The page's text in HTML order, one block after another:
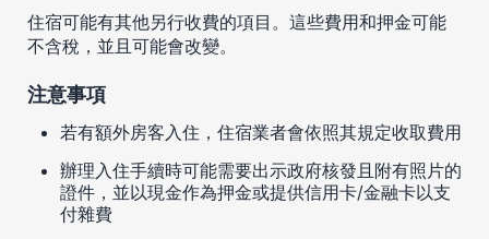
住宿可能有其他另行收費的項目。這些費用和押金可能
不含稅，並且可能會改變。
注意事項
若有額外房客入住，住宿業者會依照其規定收取費用
辦理入住手續時可能需要出示政府核發且附有照片的
證件，並以現金作為押金或提供信用卡/金融卡以支
付雜費